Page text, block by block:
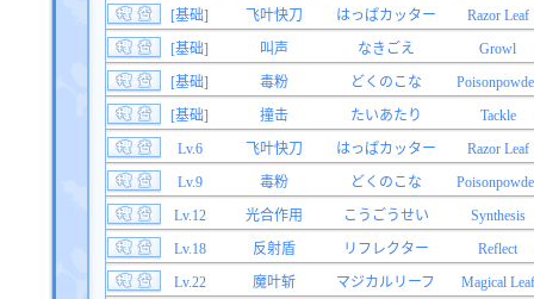
[基础] 飞叶快刀 はっぱカッター
Razor Leaf
[基础]
叫声 なきごえ
Growl
[基础]
毒粉 どくのこな
[基础]
撞击 たいあたり
Tackle
Lv.6
飞叶快刀 はっぱカッター
Razor Leaf
Lv.9
毒粉 どくのこな
Lv.12
光合作用 こうごうせい
Synthesis
Lv.18
反射盾 リフレクター
Reflect
Lv.22
魔叶斩 マジカルリーフ
Magical Leaf